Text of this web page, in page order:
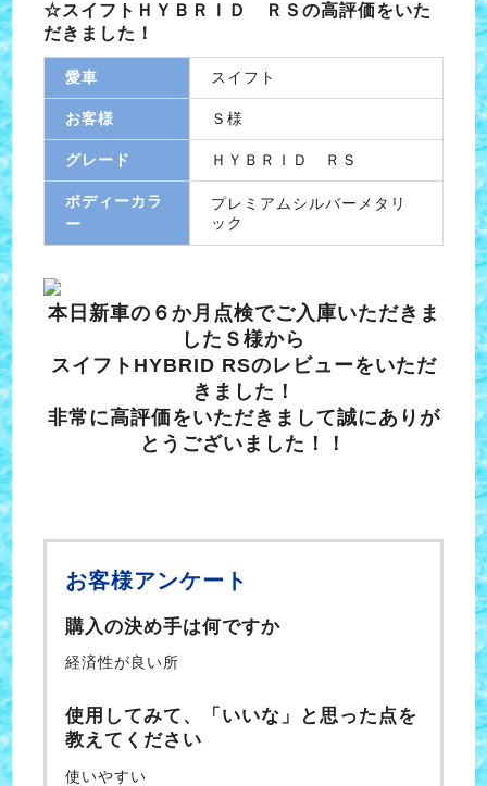
☆スイフトＨＹＢＲＩＤ ＲＳの高評価をいた
だきました！
愛車 スイフト
お客様 Ｓ様
グレード ＨＹＢＲＩＤ ＲＳ
ボディーカラ
ー
プレミアムシルバーメタリ
ック
本日新車の６か月点検でご入庫いただきま
したＳ様から
スイフトHYBRID RSのレビューをいただ
きました！
非常に高評価をいただきまして誠にありが
とうございました！！
お客様アンケート
購入の決め手は何ですか
経済性が良い所
使用してみて、「いいな」と思った点を
教えてください
使いやすい